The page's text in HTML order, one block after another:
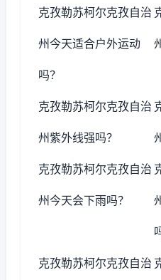
克孜勒苏柯尔克孜自治
州今天适合户外运动
吗？
克孜勒苏柯尔克孜自治
州紫外线强吗？
克孜勒苏柯尔克孜自治
州今天会下雨吗？
克孜勒苏柯尔克孜自治